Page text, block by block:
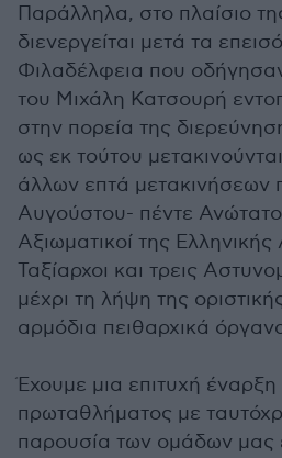
Παράλληλα, στο πλαίσιο
διενεργείται μετά τα
Φιλαδέλφεια που
του Μιχάλη Κατσουρή
στην πορεία της
ως εκ τούτου
άλλων επτά μετακινήσεων
Αυγούστου- πέντε
Αξιωματικοί της
Ταξίαρχοι και τρεις
μέχρι τη λήψη της
αρμόδια πειθαρχικά
Έχουμε μια επιτυχή έναρξη
πρωταθλήματος με
παρουσία των ομάδων μας